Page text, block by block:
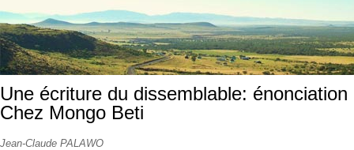
Une écriture du dissemblable: énonciation
Chez Mongo Beti
Jean-Claude PALAWO